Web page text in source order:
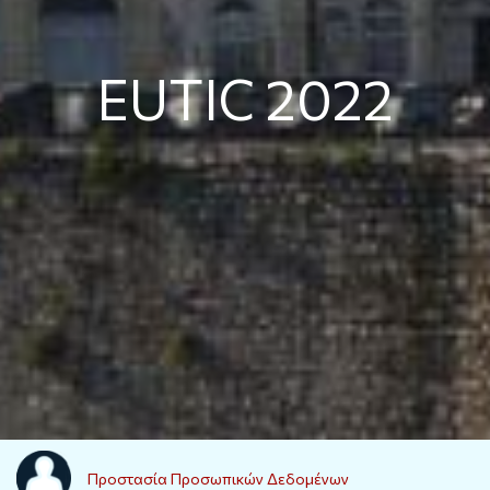
EUTIC 2022
Προστασία Προσωπικών Δεδομένων